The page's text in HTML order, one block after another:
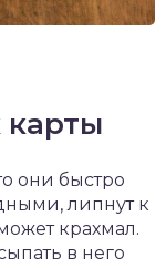
карты
они быстро
липнут к
крахмал.
в него